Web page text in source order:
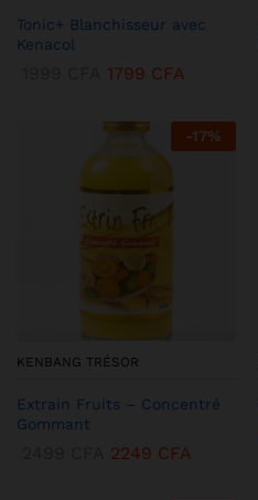
Tonic+ Blanchisseur avec
Kenacol
1799 CFA
-17%
KENBANG TRÉSOR
Extrain Fruits – Concentré
Gommant
2249 CFA